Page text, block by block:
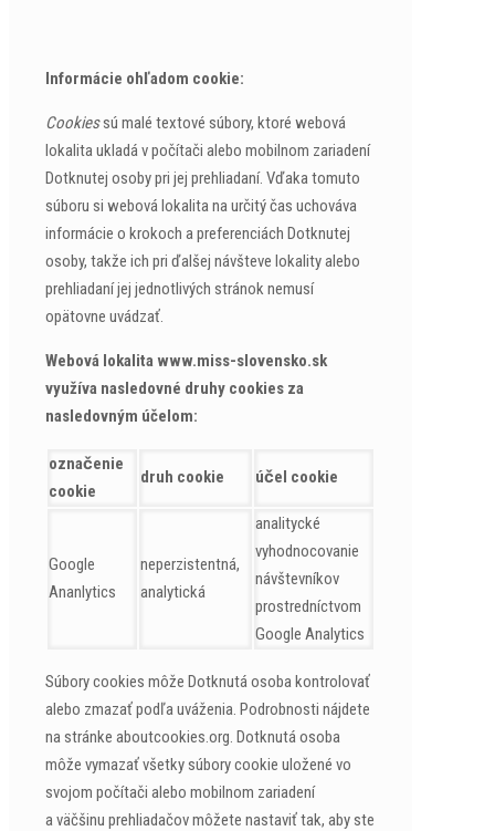
Informácie ohľadom cookie:
Cookiessú malé textové súbory, ktoré webová
lokalita ukladá v počítači alebo mobilnom zariadení
Dotknutej osoby pri jej prehliadaní. Vďaka tomuto
súboru si webová lokalita na určitý čas uchováva
informácie o krokoch a preferenciách Dotknutej
osoby, takže ich pri ďalšej návšteve lokality alebo
prehliadaní jej jednotlivých stránok nemusí
opätovne uvádzať.
Webová lokalita www.miss-slovensko.sk
využíva nasledovné druhy cookies za
nasledovným účelom:
označenie
cookie
druh cookie účel cookie
Google
Ananlytics
neperzistentná,
analytická
analitycké
vyhodnocovanie
návštevníkov
prostredníctvom
Google Analytics
Súbory cookies môže Dotknutá osoba kontrolovať
alebo zmazať podľa uváženia. Podrobnosti nájdete
na stránke aboutcookies.org. Dotknutá osoba
môže vymazať všetky súbory cookie uložené vo
svojom počítači alebo mobilnom zariadení
a väčšinu prehliadačov môžete nastaviť tak, aby ste